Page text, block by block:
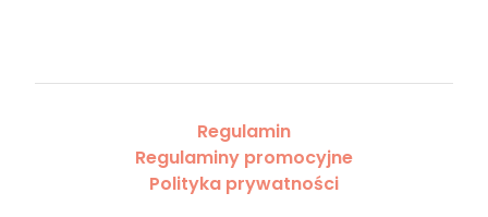
Regulamin
Regulaminy promocyjne
Polityka prywatności